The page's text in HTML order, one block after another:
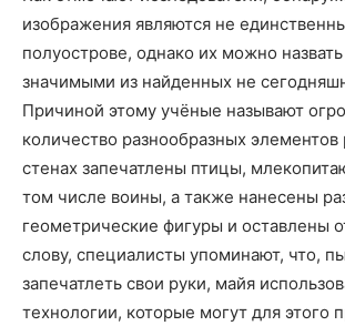
изображения являются не
полуострове, однако их можно
значимыми из найденных не
Причиной этому учёные называют
количество разнообразных элементов
стенах запечатлены птицы,
том числе воины, а также нанесены
геометрические фигуры и оставлены
слову, специалисты упоминают, что,
запечатлеть свои руки, майя
технологии, которые могут для этого